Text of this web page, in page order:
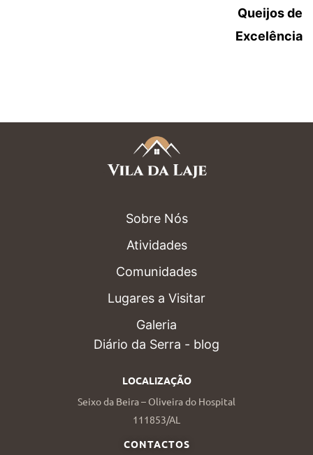
Queijos de
Excelência
Sobre Nós
Atividades
Comunidades
Lugares a Visitar
Galeria
Diário da Serra - blog
LOCALIZAÇÃO
Seixo da Beira – Oliveira do Hospital
111853/AL
CONTACTOS